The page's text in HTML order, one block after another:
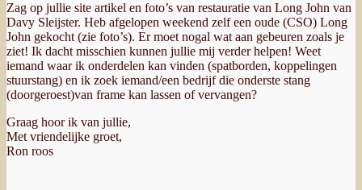
Zag op jullie site artikel en foto’s van restauratie van Long John van
Davy Sleijster. Heb afgelopen weekend zelf een oude (CSO) Long
John gekocht (zie foto’s). Er moet nogal wat aan gebeuren zoals je
ziet! Ik dacht misschien kunnen jullie mij verder helpen! Weet
iemand waar ik onderdelen kan vinden (spatborden, koppelingen
stuurstang) en ik zoek iemand/een bedrijf die onderste stang
(doorgeroest)van frame kan lassen of vervangen?
Graag hoor ik van jullie,
Met vriendelijke groet,
Ron roos